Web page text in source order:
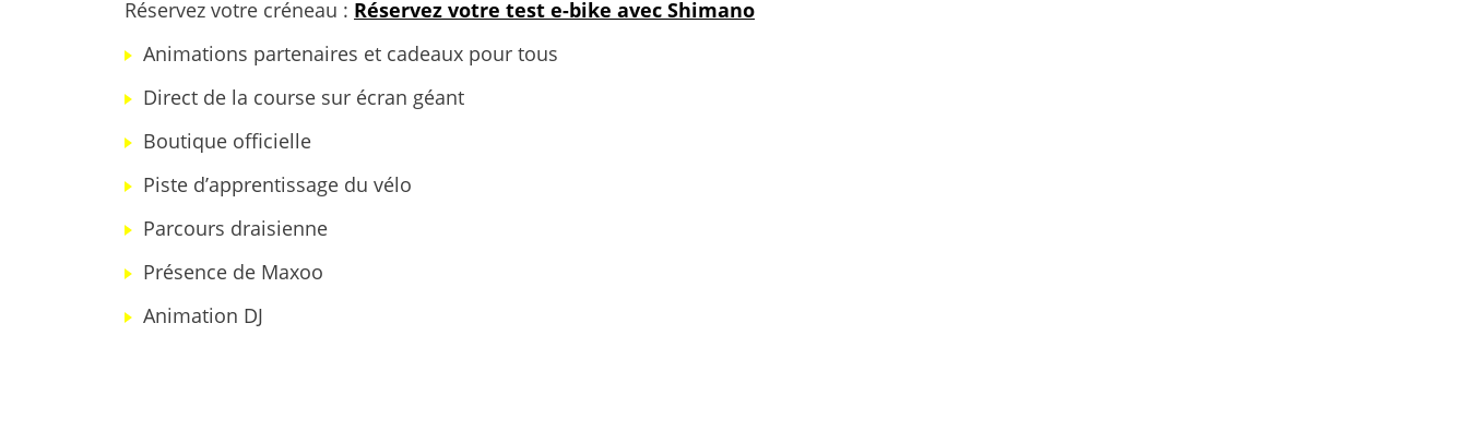
Réservez votre créneau : Réservez votre test e-bike avec Shimano
Animations partenaires et cadeaux pour tous
Direct de la course sur écran géant
Boutique officielle
Piste d’apprentissage du vélo
Parcours draisienne
Présence de Maxoo
Animation DJ